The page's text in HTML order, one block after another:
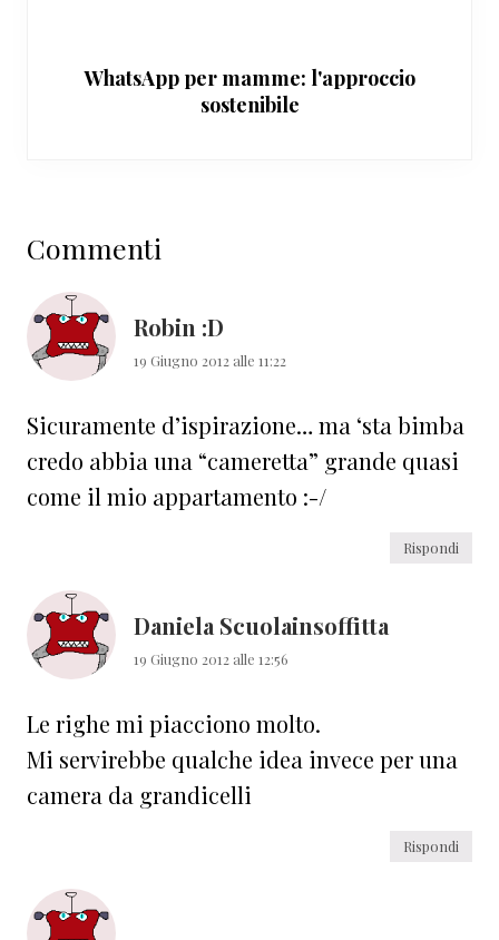
WhatsApp per mamme: l'approccio
sostenibile
del
lettore
Commenti
Robin :D
19 Giugno 2012 alle 11:22
Sicuramente d’ispirazione… ma ‘sta bimba
credo abbia una “cameretta” grande quasi
come il mio appartamento :-/
Rispondi
Daniela Scuolainsoffitta
19 Giugno 2012 alle 12:56
Le righe mi piacciono molto.
Mi servirebbe qualche idea invece per una
camera da grandicelli
Rispondi